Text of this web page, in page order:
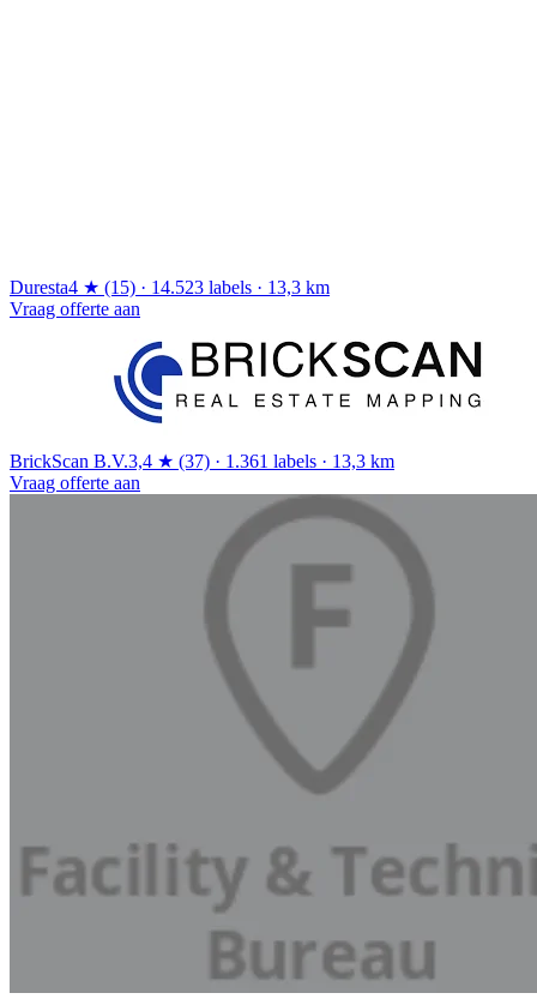
Duresta4 ★ (15) · 14.523 labels · 13,3 km
Vraag offerte aan
BrickScan B.V.3,4 ★ (37) · 1.361 labels · 13,3 km
Vraag offerte aan